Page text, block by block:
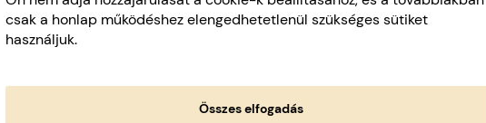
Üzemeink
csak a honlap működéshez elengedhetetlenül szükséges sütiket
használjuk.
Összes elfogadás